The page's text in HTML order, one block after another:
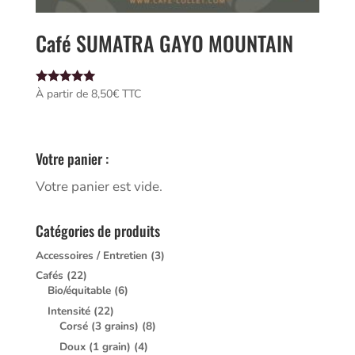
Café SUMATRA GAYO MOUNTAIN
Note
5.00
À partir de 8,50€ TTC
Votre panier :
Votre panier est vide.
Catégories de produits
Accessoires / Entretien (3)
Cafés (22)
Bio/équitable (6)
Intensité (22)
Corsé (3 grains) (8)
Doux (1 grain) (4)